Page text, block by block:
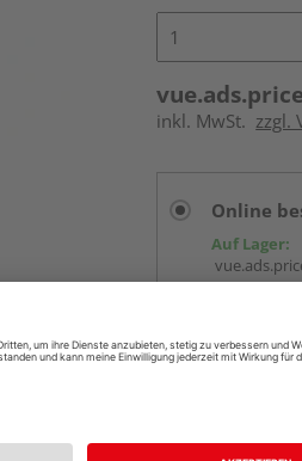
inkl. MwSt. zzgl.
Online
Auf Lager:
Auf Lager: